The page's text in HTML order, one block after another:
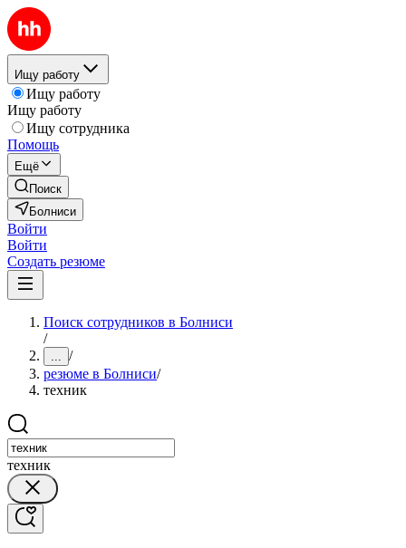
Ищу работу
Ищу работу
Ищу работу
Ищу сотрудника
Помощь
Ещё
Поиск
Болниси
Войти
Войти
Создать резюме
Поиск сотрудников в Болниси
/
... /
резюме в Болниси/
техник
техник